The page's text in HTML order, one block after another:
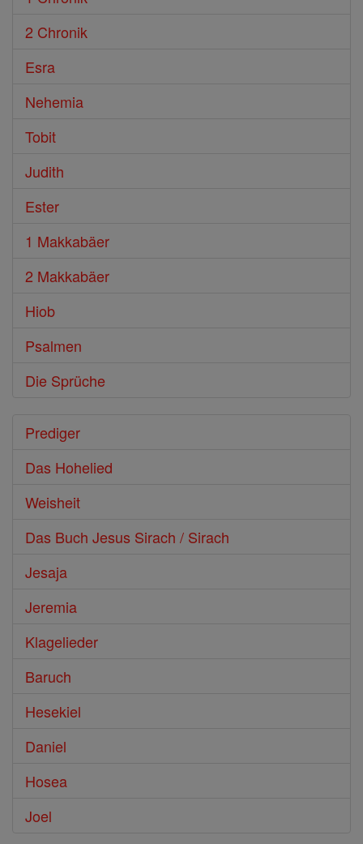
2 Chronik
Esra
Nehemia
Tobit
Judith
Ester
1 Makkabäer
2 Makkabäer
Hiob
Psalmen
Die Sprüche
Prediger
Das Hohelied
Weisheit
Das Buch Jesus Sirach / Sirach
Jesaja
Jeremia
Klagelieder
Baruch
Hesekiel
Daniel
Hosea
Joel